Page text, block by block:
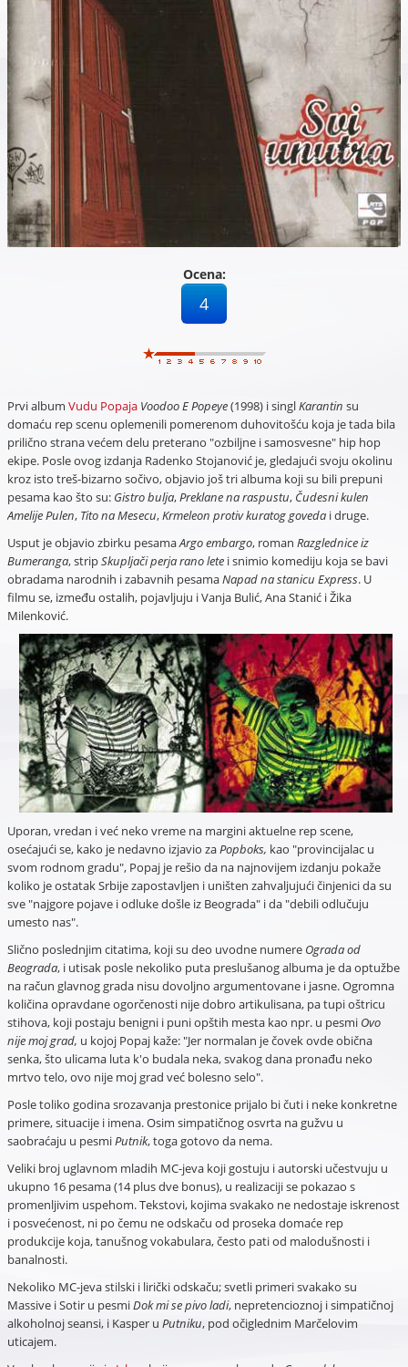
Ocena:
4
Prvi album Vudu Popaja Voodoo E Popeye(1998) i singlKarantin su
domaću rep scenu oplemenili pomerenom duhovitošću koja je tada bila
prilično strana većem delu preterano "ozbiljne i samosvesne" hip hop
ekipe. Posle ovog izdanja Radenko Stojanović je, gledajući svoju okolinu
kroz isto treš-bizarno sočivo, objavio još tri albuma koji su bili prepuni
pesama kao što su: Gistro bulja,Preklane na raspustu, Čudesni kulen
Amelije Pulen, Tito na Mesecu,Krmeleon protiv kuratog govedai druge.
Usput je objavio zbirku pesamaArgo embargo, roman Razglednice iz
Bumeranga, stripSkupljači perja rano letei snimio komediju koja se bavi
obradama narodnih i zabavnih pesamaNapad na stanicu Express. U
filmu se, između ostalih, pojavljuju i Vanja Bulić, Ana Stanić i Žika
Milenković.
Uporan, vredan i već neko vreme na margini aktuelne rep scene,
osećajući se, kako je nedavno izjavio zaPopboks, kao "provincijalac u
svom rodnom gradu", Popaj je rešio da na najnovijem izdanju pokaže
koliko je ostatak Srbije zapostavljen i uništen zahvaljujući činjenici da su
sve "najgore pojave i odluke došle iz Beograda" i da "debili odlučuju
umesto nas".
Slično poslednjim citatima, koji su deo uvodne numere Ograda od
Beograda, i utisak posle nekoliko puta preslušanog albuma je da optužbe
na račun glavnog grada nisu dovoljno argumentovane i jasne. Ogromna
količina opravdane ogorčenosti nije dobro artikulisana, pa tupi oštricu
stihova, koji postaju benigni i puni opštih mesta kao npr. u pesmi Ovo
nije moj grad, u kojoj Popaj kaže: "Jer normalan je čovek ovde obična
senka, što ulicama luta k'o budala neka, svakog dana pronađu neko
mrtvo telo, ovo nije moj grad već bolesno selo".
Posle toliko godina srozavanja prestonice prijalo bi čuti i neke konkretne
primere, situacije i imena. Osim simpatičnog osvrta na gužvu u
saobraćaju u pesmiPutnik, toga gotovo da nema.
Veliki broj uglavnom mladih MC-jeva koji gostuju i autorski učestvuju u
ukupno 16 pesama (14 plus dve bonus), u realizaciji se pokazao s
promenljivim uspehom. Tekstovi, kojima svakako ne nedostaje iskrenost
i posvećenost, ni po čemu ne odskaču od proseka domaće rep
produkcije koja, tanušnog vokabulara, često pati od malodušnosti i
banalnosti.
Nekoliko MC-jeva stilski i lirički odskaču; svetli primeri svakako su
Massive i Sotir u pesmiDok mi se pivo ladi, nepretencioznoj i simpatičnoj
alkoholnoj seansi, i Kasper u Putniku, pod očiglednim Marčelovim
uticajem.